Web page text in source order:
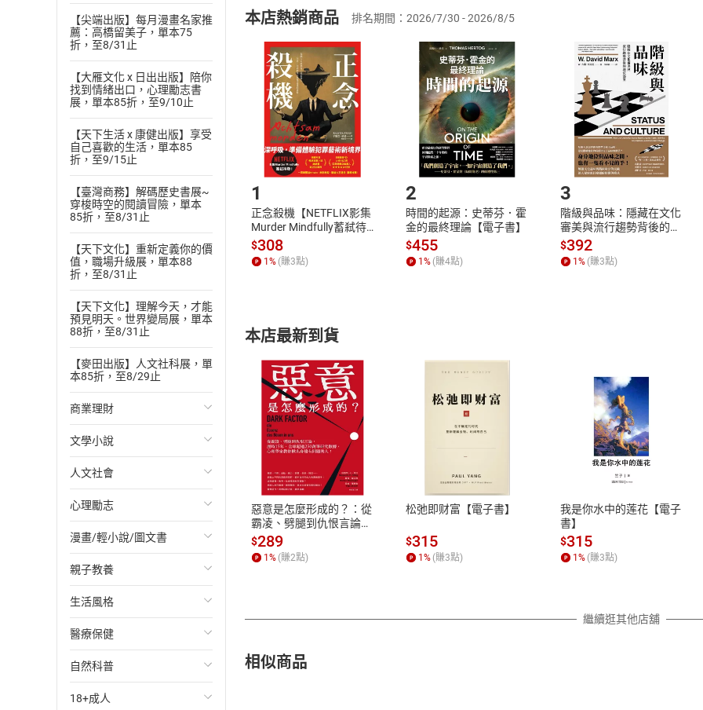
【尖端出版】每月漫畫名家推
薦：高橋留美子，單本75
折，至8/31止
【大雁文化 x 日出出版】陪你
找到情緒出口，心理勵志書
展，單本85折，至9/10止
【天下生活 x 康健出版】享受
自己喜歡的生活，單本85
折，至9/15止
【臺灣商務】解碼歷史書展~
穿梭時空的閱讀冒險，單本
85折，至8/31止
【天下文化】重新定義你的價
值，職場升級展，單本88
折，至8/31止
【天下文化】理解今天，才能
預見明天。世界變局展，單本
88折，至8/31止
【麥田出版】人文社科展，單
本85折，至8/29止
商業理財
投資理財
經濟/趨勢
財務/金融
管理/領導
職場工作術
成功法
行銷/廣告
傳記
商務/商學
文學小說
歐美文學
日本文學
韓國文學
華文文學
經典文學
成長/家庭生活小說
懸疑/推理小說
科幻/奇幻小說
人文社會
國際關係
政治
社會科學
台灣/中國歷史
日/韓歷史
其他歷史/史學
法律
心理勵志
心靈成長/情緒
人際關係
兩性關係
心理學
漫畫/輕小說/圖文書
輕小說
奇幻/科幻
愛情故事
職場/社會寫實
懸疑/推理
親子教養
教育現場
兒童文學/故事
兒童科普/學習
育兒百科
生活風格
飲食/食譜
健身/美顏
運動/遊戲
醫療保健
健康/養生
常見疾病
自然科普
生物科學
18+成人
22 第六章_第二代炒飯高手
23 第六章_炒飯給月亮婆婆吃
23 第六章_學無先後
25 第六章_你的付出是我的快樂
26 第七章_秋月 為了愛而付出
27 第七章_真實最重要
28 第七章_寫信也是付出
29 第七章_米西阿姨關心的事
30 第八章_木頭 馬爺爺鬧禮品店
31 第八章_爸爸也付出
32 第八章_木頭寫給火山的信
33 第九章_晶晶 無須付出也快樂
34 第九章_晶晶寫給秋月的信
35 第十章_火山 咖哩汁澆蛋炒飯
39 第十二章_木頭 要找出真相
40 第十二章_想盡辦法
41 第十二章_偷龍轉鳳
42 第十三章_晶晶 付出不是為了快樂
43 第十三章_得到力量
44 第十四章_火山 恐怕一生難以心安
45 第十四章_秋月寫給木頭的信
46 第十五章_秋月 拉近與媽媽的距離
47 第十五章_陪伴媽媽
48 第十六章_木頭 送別月亮婆婆
49 第十六章_幫助月亮婆婆搬家
50 第十七章_晶晶 享樂不是快樂
53 第十八章_勇敢認錯
55 第十八章_風雨中的溫暖
(二)消費者訂購本店鋪之商品即代表知悉本店鋪所銷售之商品為電子書，屬
且已下載/存取電子書，不得請求退貨退款。
退貨方式：您欲取消訂單或辦理退貨時，請登入樂天市場，並於「我的訂單」
貨」，本店鋪將依您的申請進行審核，待審核通過後將為您辦理退款事宜。
請注意，樂天市場須以整筆訂單為單位進行取消/退貨，恕無法以單支商品取消
挑選商品
Choose
放入購物車
Shopping cart
登入帳號
Login
購書後，如何開始使用？
Step1.選擇閱讀載具 Step2.登入
付款方式
ATM轉帳、信用卡、LINE PAY、AFTEE
退換貨規範
本店是否提供消費者保護法七日猶
除權合理例外情事適用準則，依商
質各有不同規定。詳細退換貨說明
照各商品說明。
本店熱銷商品 排名期間：2026/7/30 - 2026/8/5
1
正念殺機【NETFLIX影集
Murder Mindfully蓄弒待
發】【電子書】
$308
1 % (賺3點)
2
時間的起源：史蒂芬．霍
金的最終理論【電子書】
$455
1 % (賺4點)
3
階級與品味：隱藏在文化
審美與流行趨勢背後的地
位渴望【電子書】
$392
1 % (賺3點)
本店最新到貨
惡意是怎麼形成的？：從
霸凌、劈腿到仇恨言論，
歷時15年、全球超過250
萬筆研究數據，心理學家
教你揪出身邊有問題的
$289
1 % (賺2點)
松弛即财富【電子書】
$315
1 % (賺3點)
我是你水中的莲花【電子
書】
$315
1 % (賺3點)
繼續逛其他店舖
相似商品